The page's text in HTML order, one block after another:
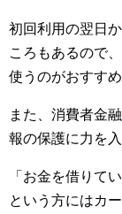
初回利用の翌日
ころもあるので
使うのがおすすめ
また、消費者金
報の保護に力を
「お金を借りて
という方にはカ